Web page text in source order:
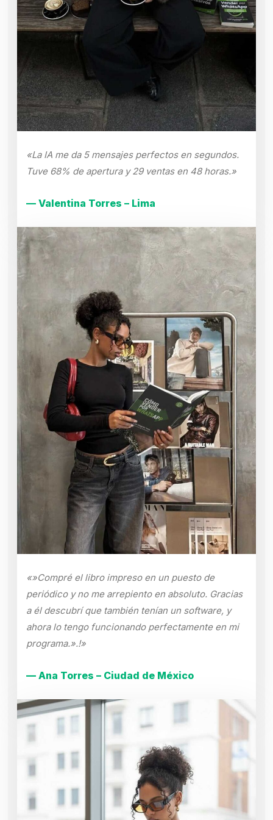
«La IA me da 5 mensajes perfectos en segundos.
Tuve 68% de apertura y 29 ventas en 48 horas.»
— Valentina Torres – Lima
«»Compré el libro impreso en un puesto de
periódico y no me arrepiento en absoluto. Gracias
a él descubrí que también tenían un software, y
ahora lo tengo funcionando perfectamente en mi
programa.».!»
— Ana Torres – Ciudad de México